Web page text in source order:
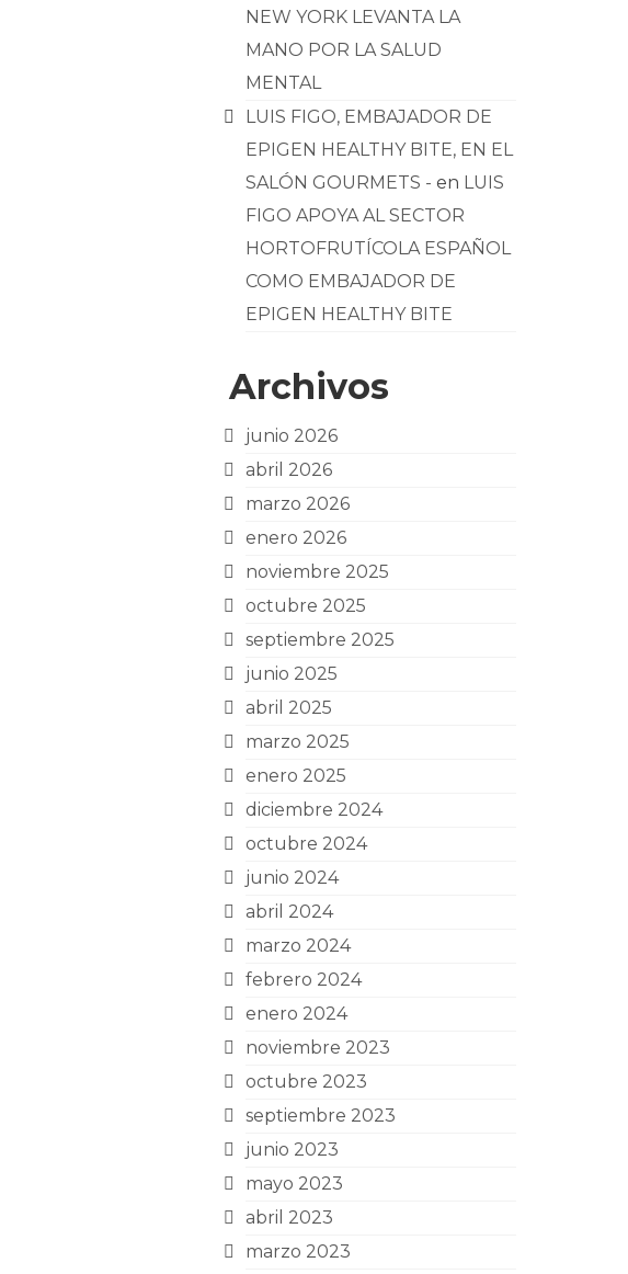
NEW YORK LEVANTA LA
MANO POR LA SALUD
MENTAL
LUIS FIGO, EMBAJADOR DE
EPIGEN HEALTHY BITE, EN EL
SALÓN GOURMETS - en LUIS
FIGO APOYA AL SECTOR
HORTOFRUTÍCOLA ESPAÑOL
COMO EMBAJADOR DE
EPIGEN HEALTHY BITE
Archivos
junio 2026
abril 2026
marzo 2026
enero 2026
noviembre 2025
octubre 2025
septiembre 2025
junio 2025
abril 2025
marzo 2025
enero 2025
diciembre 2024
octubre 2024
junio 2024
abril 2024
marzo 2024
febrero 2024
enero 2024
noviembre 2023
octubre 2023
septiembre 2023
junio 2023
mayo 2023
abril 2023
marzo 2023